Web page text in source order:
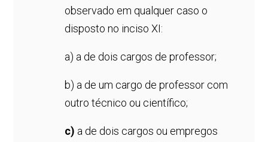
observado em qualquer caso o
disposto no inciso XI:
a) a de dois cargos de professor;
b) a de um cargo de professor com
outro técnico ou científico;
c) a de dois cargos ou empregos